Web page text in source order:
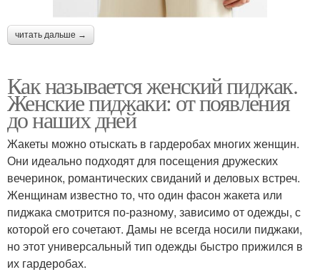
читать дальше →
Как называется женский пиджак.
Женские пиджаки: от появления
до наших дней
Жакеты можно отыскать в гардеробах многих женщин.
Они идеально подходят для посещения дружеских
вечеринок, романтических свиданий и деловых встреч.
Женщинам известно то, что один фасон жакета или
пиджака смотрится по-разному, зависимо от одежды, с
которой его сочетают. Дамы не всегда носили пиджаки,
но этот универсальный тип одежды быстро прижился в
их гардеробах.